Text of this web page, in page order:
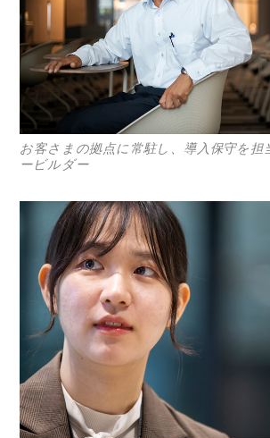
コラム
特集
トピックス
運営会社
登録
お問い合わせ
お客さまの拠点に常駐し、導入保守を担
ービルダー